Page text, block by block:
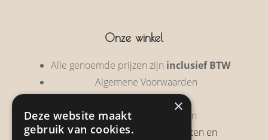
Onze winkel
Alle genoemde prijzen zijn inclusief BTW
Algemene Voorwaarden
Garantie & Retourneren
Verzendbeleid, verzendkosten en
×
Deze website maakt
gebruik van cookies.